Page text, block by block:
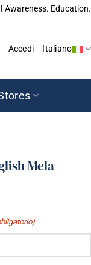
Awareness. Education.
Accedi Italiano
Mela